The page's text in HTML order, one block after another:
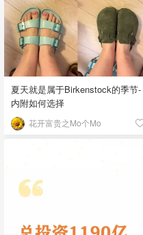
夏天就是属于Birkenstock的季节-
内附如何选择
花开富贵之Mo个Mo